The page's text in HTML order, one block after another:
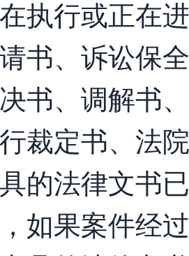
执行或正在
书、诉讼保
书、调解书
裁定书、法
的法律文书
如果案件经